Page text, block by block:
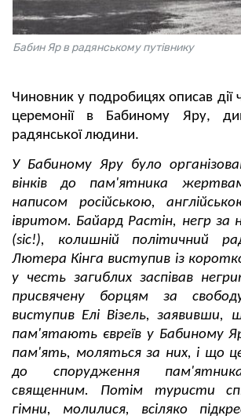
Бабин Яр в радянському путівнику
Чиновник у подробицях описав дії
церемонії в Бабиному Яру,
радянської людини.
У Бабиному Яру було
вінків до пам'ятника
написом російською,
івритом. Байард Растін, негр за
(sic!), колишній політичний
Лютера Кінга виступив із
у честь загиблих заспівав
присвячену борцям за
виступив Елі Візель,
пам'ятають євреїв у Бабиному
пам'ять, моляться за них, і що
до спорудження
священним. Потім туристи
гімни, молилися, всіляко